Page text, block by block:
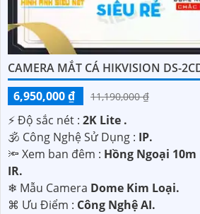
CAMERA MẮT CÁ HIKVISION DS-
6,950,000 ₫
11,190,000 ₫
️⚡ Độ sắc nét : 2K Lite .
🕉️ Công Nghệ Sử Dụng : IP.
🔦 Xem ban đêm : Hồng Ngoại
IR.
❄ Mẫu Camera Dome Kim Loại.
️⌘ Ưu Điểm : Công Nghệ AI.